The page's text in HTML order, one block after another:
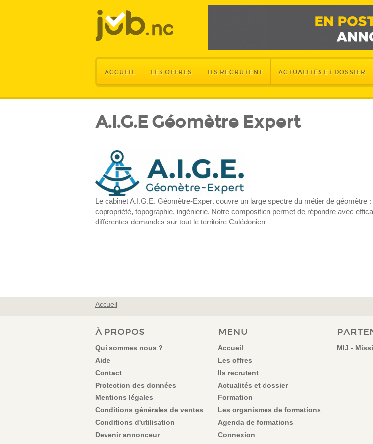
ACCUEIL LES OFFRES ILS RECRUTENT ACTUALITÉS ET DOSSIER
A.I.G.E Géomètre Expert
Le cabinet A.I.G.E. Géomètre-Expert couvre un large spectre du métier de géomètre :
copropriété, topographie, ingénierie. Notre composition permet de répondre avec
différentes demandes sur tout le territoire Calédonien.
VOUS ÊTES ICI
Accueil
À PROPOS
Qui sommes nous ?
Aide
Contact
Protection des données
Mentions légales
Conditions générales de ventes
Conditions d'utilisation
Devenir annonceur
MENU
Accueil
Les offres
Ils recrutent
Actualités et dossier
Formation
Les organismes de formations
Agenda de formations
Connexion
MIJ -